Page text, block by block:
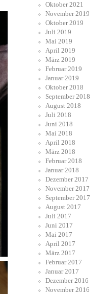
Oktober 2021
November 2019
Oktober 2019
Juli 2019
Mai 2019
April 2019
März 2019
Februar 2019
Januar 2019
Oktober 2018
September 2018
August 2018
Juli 2018
Juni 2018
Mai 2018
April 2018
März 2018
Februar 2018
Januar 2018
Dezember 2017
November 2017
September 2017
August 2017
Juli 2017
Juni 2017
Mai 2017
April 2017
März 2017
Februar 2017
Januar 2017
Dezember 2016
November 2016